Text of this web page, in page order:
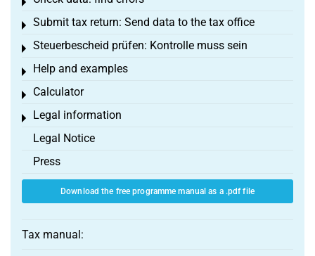
Toggle menu
Submit tax return: Send data to the tax office
Toggle menu
Steuerbescheid prüfen: Kontrolle muss sein
Toggle menu
Help and examples
Toggle menu
Calculator
Toggle menu
Legal information
Toggle menu
Legal Notice
Press
Download the free programme manual as a .pdf file
Tax manual: